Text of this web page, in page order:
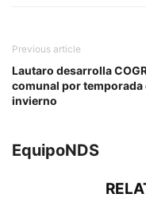
Previous article
Lautaro desarrolla
comunal por temporada
invierno
EquipoNDS